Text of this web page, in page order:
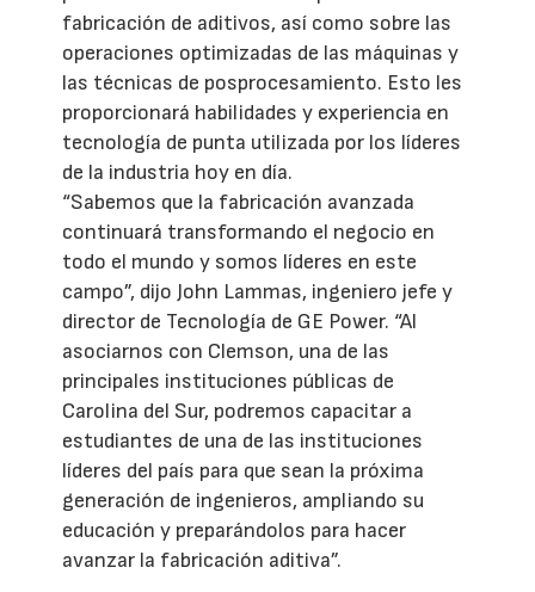
fabricación de aditivos, así como sobre las
operaciones optimizadas de las máquinas y
las técnicas de posprocesamiento. Esto les
proporcionará habilidades y experiencia en
tecnología de punta utilizada por los líderes
de la industria hoy en día.
“Sabemos que la fabricación avanzada
continuará transformando el negocio en
todo el mundo y somos líderes en este
campo”, dijo John Lammas, ingeniero jefe y
director de Tecnología de GE Power. “Al
asociarnos con Clemson, una de las
principales instituciones públicas de
Carolina del Sur, podremos capacitar a
estudiantes de una de las instituciones
líderes del país para que sean la próxima
generación de ingenieros, ampliando su
educación y preparándolos para hacer
avanzar la fabricación aditiva”.